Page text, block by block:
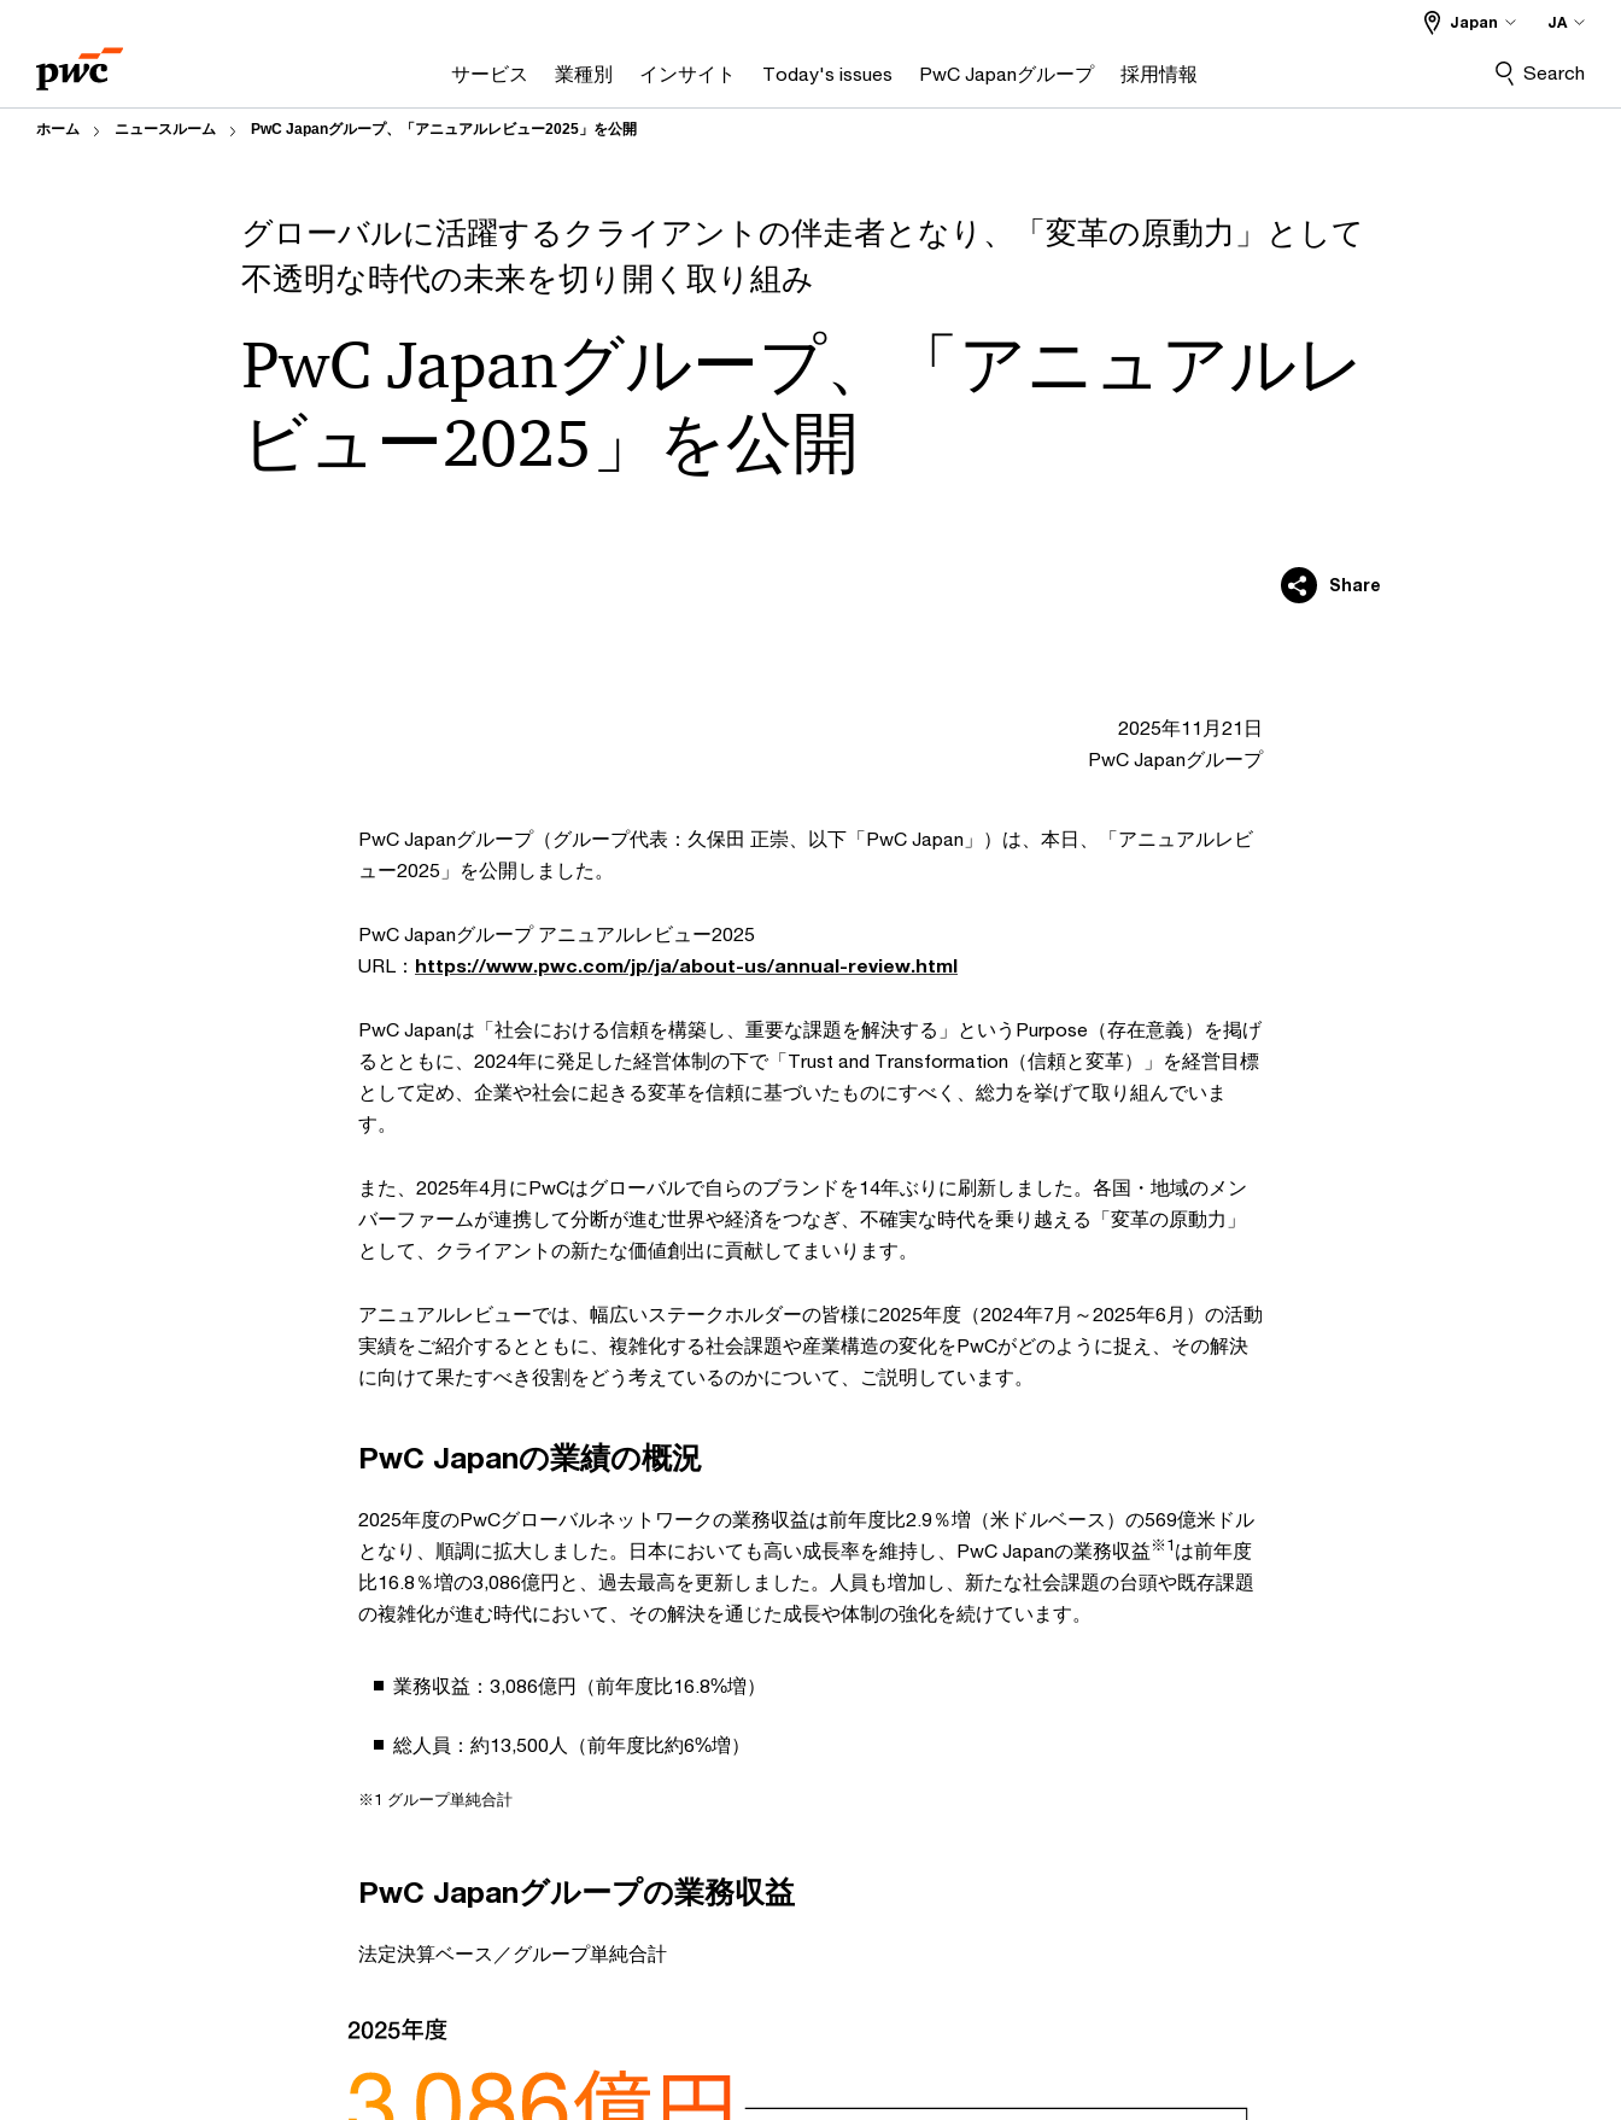
content
footer
サービス 業種別 インサイト Today's issues PwC Japanグループ 採用情報
Japan JA
Search
ホーム ニュースルーム PwC Japanグループ、「アニュアルレビュー2025」を公開
グローバルに活躍するクライアントの伴走者となり、「変革の原動力」として
不透明な時代の未来を切り開く取り組み
PwC Japanグループ、「アニュアルレ
ビュー2025」を公開
Share
2025年11月21日
PwC Japanグループ
PwC Japanグループ（グループ代表：久保田 正崇、以下「PwC Japan」）は、本日、「アニュアルレビ
ュー2025」を公開しました。
PwC Japanグループ アニュアルレビュー2025
URL： https://www.pwc.com/jp/ja/about-us/annual-review.html
PwC Japanは「社会における信頼を構築し、重要な課題を解決する」というPurpose（存在意義）を掲げ
るとともに、2024年に発足した経営体制の下で「Trust and Transformation（信頼と変革）」を経営目標
として定め、企業や社会に起きる変革を信頼に基づいたものにすべく、総力を挙げて取り組んでいま
す。
また、2025年4月にPwCはグローバルで自らのブランドを14年ぶりに刷新しました。各国・地域のメン
バーファームが連携して分断が進む世界や経済をつなぎ、不確実な時代を乗り越える「変革の原動力」
として、クライアントの新たな価値創出に貢献してまいります。
アニュアルレビューでは、幅広いステークホルダーの皆様に2025年度（2024年7月～2025年6月）の活動
実績をご紹介するとともに、複雑化する社会課題や産業構造の変化をPwCがどのように捉え、その解決
に向けて果たすべき役割をどう考えているのかについて、ご説明しています。
PwC Japanの業績の概況
2025年度のPwCグローバルネットワークの業務収益は前年度比2.9％増（米ドルベース）の569億米ドル
となり、順調に拡大しました。日本においても高い成長率を維持し、PwC Japanの業務収益 ※1 は前年度
比16.8％増の3,086億円と、過去最高を更新しました。人員も増加し、新たな社会課題の台頭や既存課題
の複雑化が進む時代において、その解決を通じた成長や体制の強化を続けています。
業務収益：3,086億円（前年度比16.8%増）
総人員：約13,500人（前年度比約6%増）
※1 グループ単純合計
PwC Japanグループの業務収益
法定決算ベース／グループ単純合計